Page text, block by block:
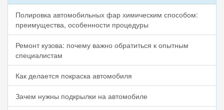
Полировка автомобильных фар химическим способом:
преимущества, особенности процедуры
Ремонт кузова: почему важно обратиться к опытным
специалистам
Как делается покраска автомобиля
Зачем нужны подкрылки на автомобиле